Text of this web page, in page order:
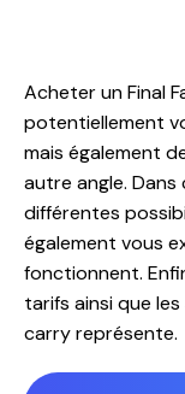
Acheter un Final
potentiellement
mais également
autre angle. Dans
différentes
également vous
fonctionnent.
tarifs ainsi que les
carry représente.